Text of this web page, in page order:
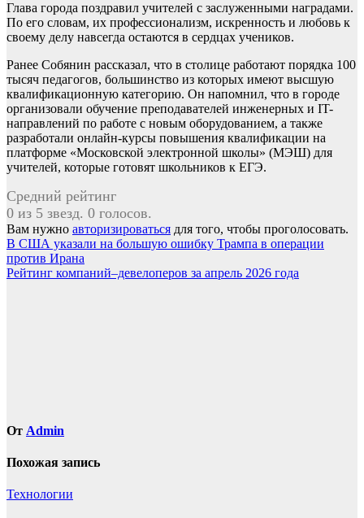
Глава города поздравил учителей с заслуженными наградами.
По его словам, их профессионализм, искренность и любовь к
своему делу навсегда остаются в сердцах учеников.
Ранее Собянин рассказал, что в столице работают порядка 100
тысяч педагогов, большинство из которых имеют высшую
квалификационную категорию. Он напомнил, что в городе
организовали обучение преподавателей инженерных и IT-
направлений по работе с новым оборудованием, а также
разработали онлайн-курсы повышения квалификации на
платформе «Московской электронной школы» (МЭШ) для
учителей, которые готовят школьников к ЕГЭ.
Средний рейтинг
0 из 5 звезд. 0 голосов.
Вам нужно авторизироваться для того, чтобы проголосовать.
Навигация
по
В США указали на большую ошибку Трампа в операции
против Ирана
Рейтинг компаний–девелоперов за апрель 2026 года
От Admin
Похожая запись
Технологии